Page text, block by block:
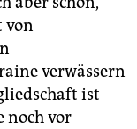
von
verwässern
ist
noch vor